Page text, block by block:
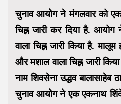
चुनाव आयोग ने मंगलवार को
चिह्न जारी कर दिया है.
वाला चिह्न जारी किया है. मालूम
और मशाल वाला चिह्न जारी
नाम शिवसेना उद्धव
चुनाव आयोग ने एक एकनाथ